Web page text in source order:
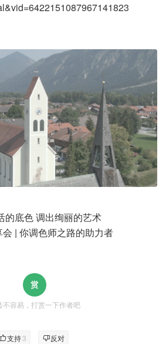
的底色 调出绚丽的艺术
| 你调色师之路的助力者
不容易，打赏一下作者吧
支持3 反对